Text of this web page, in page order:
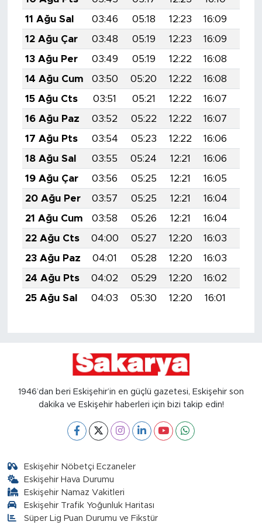
11 Ağu Sal
03:46 05:18 12:23 16:09
12 Ağu Çar
03:48 05:19 12:23 16:09
13 Ağu Per
03:49 05:19 12:22 16:08
14 Ağu Cum
03:50 05:20 12:22 16:08
15 Ağu Cts
03:51 05:21 12:22 16:07
16 Ağu Paz
03:52 05:22 12:22 16:07
17 Ağu Pts
03:54 05:23 12:22 16:06
18 Ağu Sal
03:55 05:24 12:21 16:06
19 Ağu Çar
03:56 05:25 12:21 16:05
20 Ağu Per
03:57 05:25 12:21 16:04
21 Ağu Cum
03:58 05:26 12:21 16:04
22 Ağu Cts
04:00 05:27 12:20 16:03
23 Ağu Paz
04:01 05:28 12:20 16:03
24 Ağu Pts
04:02 05:29 12:20 16:02
25 Ağu Sal
04:03 05:30 12:20 16:01
1946’dan beri Eskişehir’in en güçlü gazetesi, Eskişehir son
dakika ve Eskişehir haberleri için bizi takip edin!
Eskişehir Nöbetçi Eczaneler
Eskişehir Hava Durumu
Eskişehir Namaz Vakitleri
Eskişehir Trafik Yoğunluk Haritası
Süper Lig Puan Durumu ve Fikstür